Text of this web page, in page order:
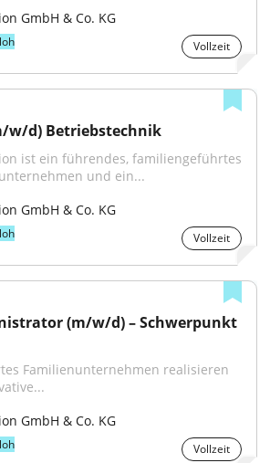
GmbH & Co. KG
Vollzeit
w/d) Betriebstechnik
ist ein führendes, familiengeführtes
und ein...
GmbH & Co. KG
Vollzeit
(m/w/d) – Schwerpunkt
Familienunternehmen realisieren
GmbH & Co. KG
Vollzeit